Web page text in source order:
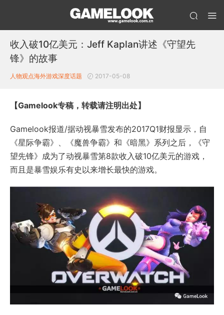
收入破10亿美元：Jeff Kaplan讲述《守望先
锋》的故事
人物观点海外游戏深度话题 2017-05-08
【Gamelook专稿，转载请注明出处】
Gamelook报道/据动视暴雪发布的2017Q1财报显示，自
《星际争霸》、《魔兽争霸》和《暗黑》系列之后，《守
望先锋》成为了动视暴雪第8款收入破10亿美元的游戏，
而且是暴雪娱乐有史以来增长最快的游戏。